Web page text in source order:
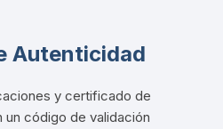
Autenticidad
y certificado de
código de validación